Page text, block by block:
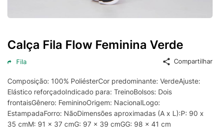
Calça Fila Flow Feminina Verde
Fila Compartilhar
Composição: 100% PoliésterCor predominante: VerdeAjuste:
Elástico reforçadoIndicado para: TreinoBolsos: Dois
frontaisGênero: FemininoOrigem: NacionalLogo:
EstampadaForro: NãoDimensões aproximadas (A x L):P: 90 x
35 cmM: 91 x 37 cmG: 97 x 39 cmGG: 98 x 41 cm